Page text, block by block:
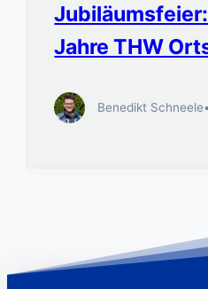
Jahre THW
Benedikt Schneele•